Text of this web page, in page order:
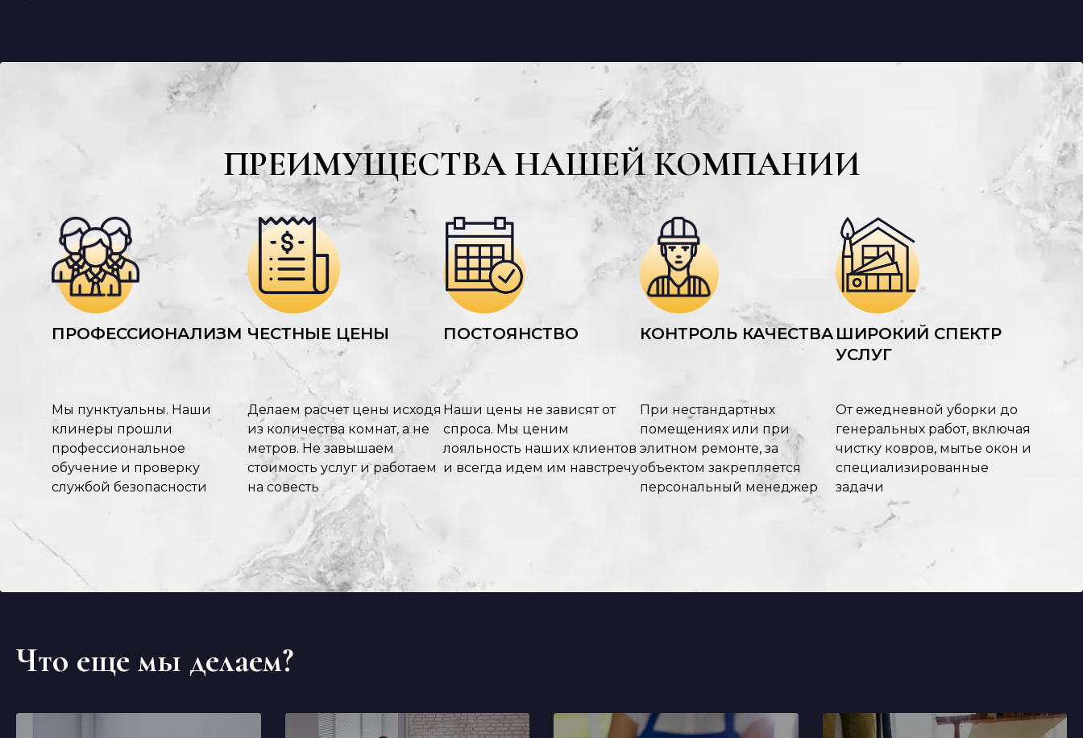
ПРЕИМУЩЕСТВА НАШЕЙ КОМПАНИИ
ПРОФЕССИОНАЛИЗМ
Мы пунктуальны. Наши
клинеры прошли
профессиональное
обучение и проверку
службой безопасности
ЧЕСТНЫЕ ЦЕНЫ
Делаем расчет цены исходя
из количества комнат, а не
метров. Не завышаем
стоимость услуг и работаем
на совесть
ПОСТОЯНСТВО
Наши цены не зависят от
спроса. Мы ценим
лояльность наших клиентов
и всегда идем им навстречу
КОНТРОЛЬ КАЧЕСТВА
При нестандартных
помещениях или при
элитном ремонте, за
объектом закрепляется
персональный менеджер
ШИРОКИЙ СПЕКТР
УСЛУГ
От ежедневной уборки до
генеральных работ, включая
чистку ковров, мытье окон и
специализированные
задачи
Что еще мы делаем?